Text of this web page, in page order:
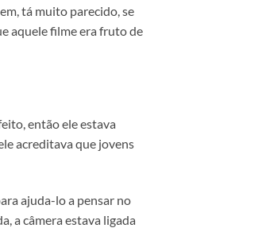
tá muito parecido, se
aquele filme era fruto de
então ele estava
acreditava que jovens
ajuda-lo a pensar no
a câmera estava ligada